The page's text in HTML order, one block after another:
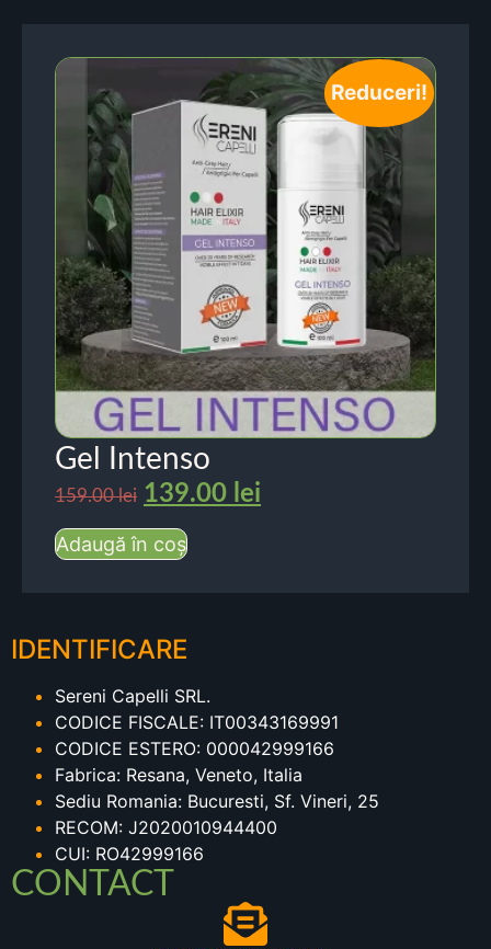
Reduceri!
Gel Intenso
159.00lei 139.00 lei
Adaugă în coș
IDENTIFICARE
Sereni Capelli SRL.
CODICE FISCALE: IT00343169991
CODICE ESTERO: 000042999166
Fabrica: Resana, Veneto, Italia
Sediu Romania: Bucuresti, Sf. Vineri, 25
RECOM: J2020010944400
CUI: RO42999166
CONTACT